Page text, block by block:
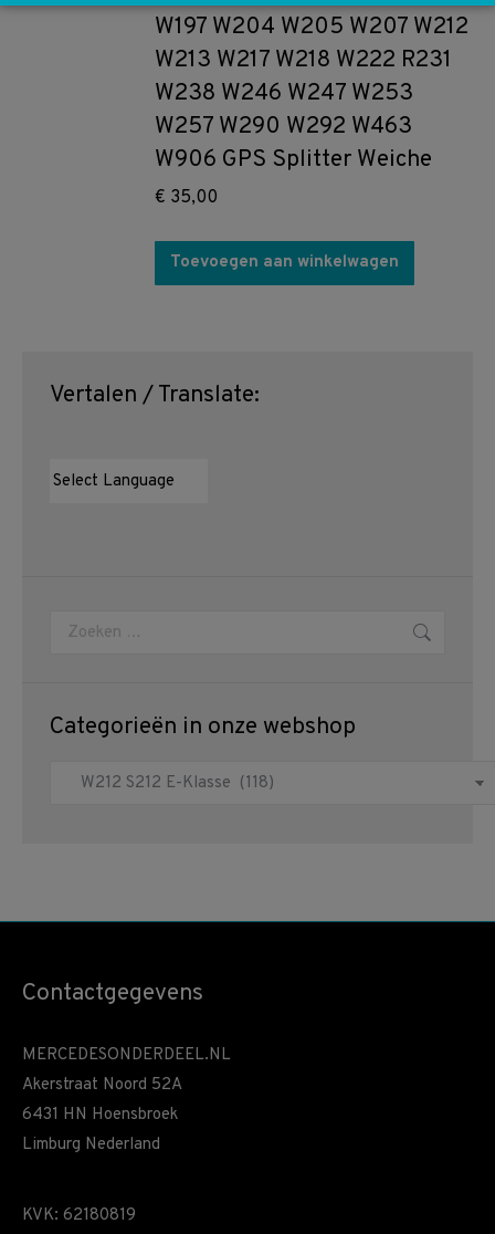
W197 W204 W205 W207 W212
W213 W217 W218 W222 R231
W238 W246 W247 W253
W257 W290 W292 W463
W906 GPS Splitter Weiche
€ 35,00
Toevoegen aan winkelwagen
Vertalen / Translate:
Zoeken:
Categorieën in onze webshop
Contactgegevens
MERCEDESONDERDEEL.NL
Akerstraat Noord 52A
6431 HN Hoensbroek
Limburg Nederland
KVK: 62180819